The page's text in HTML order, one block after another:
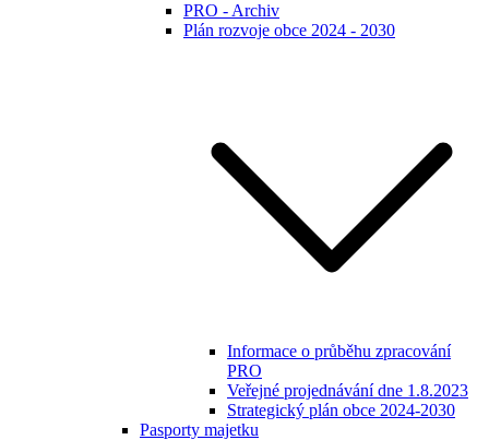
PRO - Archiv
Plán rozvoje obce 2024 - 2030
Informace o průběhu zpracování
PRO
Veřejné projednávání dne 1.8.2023
Strategický plán obce 2024-2030
Pasporty majetku